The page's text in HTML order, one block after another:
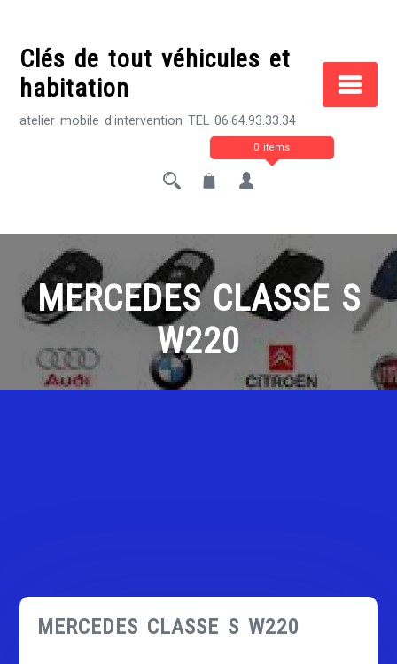
contentClés de tout véhicules et
habitation
atelier mobile d'intervention TEL 06.64.93.33.34
0 items
MERCEDES CLASSE S
W220
MERCEDES CLASSE S W220